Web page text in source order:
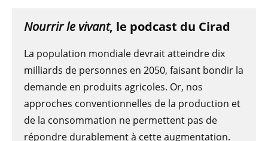
Nourrir le vivant, le podcast du Cirad
La population mondiale devrait atteindre dix
milliards de personnes en 2050, faisant bondir la
demande en produits agricoles. Or, nos
approches conventionnelles de la production et
de la consommation ne permettent pas de
répondre durablement à cette augmentation.